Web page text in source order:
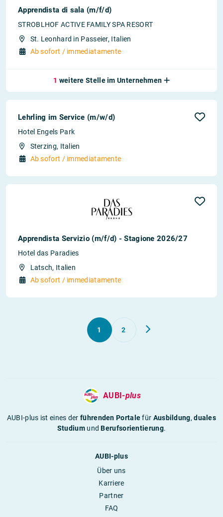
Apprendista di sala (m/f/d)
STROBLHOF ACTIVE FAMILY SPA RESORT
St. Leonhard in Passeier, Italien
Ab sofort / immediatamente
1 weitere Stelle im Unternehmen
Lehrling im Service (m/w/d)
Hotel Engels Park
Sterzing, Italien
Ab sofort / immediatamente
Apprendista Servizio (m/f/d) - Stagione 2026/27
Hotel das Paradies
Latsch, Italien
Ab sofort / immediatamente
1 2
AUBI-plus
AUBI-plus ist eines derführenden Portalefür Ausbildung,duales
StudiumundBerufsorientierung.
AUBI-plus
Über uns
Karriere
Partner
FAQ